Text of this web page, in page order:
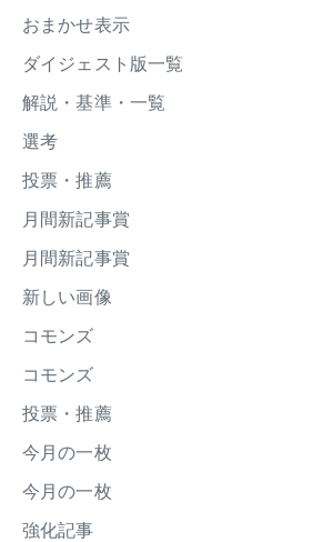
おまかせ表示
ダイジェスト版一覧
解説・基準・一覧
選考
投票・推薦
月間新記事賞
月間新記事賞
新しい画像
コモンズ
コモンズ
投票・推薦
今月の一枚
今月の一枚
強化記事